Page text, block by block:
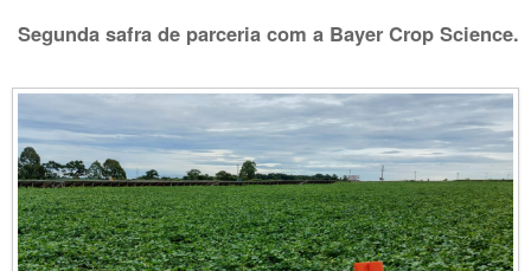
Segunda safra de parceria com a Bayer Crop Science.